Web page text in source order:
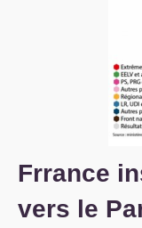
Frrance
vers le